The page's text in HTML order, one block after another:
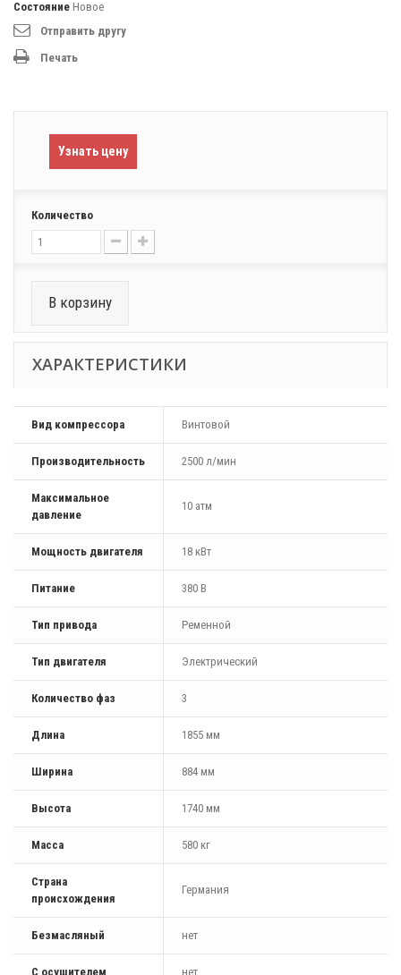
Состояние Новое
Отправить другу
Печать
Узнать цену
Количество
В корзину
ХАРАКТЕРИСТИКИ
Вид компрессора Винтовой
Производительность 2500 л/мин
Максимальное
давление
10 атм
Мощность двигателя 18 кВт
Питание 380 В
Тип привода Ременной
Тип двигателя Электрический
Количество фаз 3
Длина 1855 мм
Ширина 884 мм
Высота 1740 мм
Масса 580 кг
Страна
происхождения
Германия
Безмасляный нет
С осушителем нет